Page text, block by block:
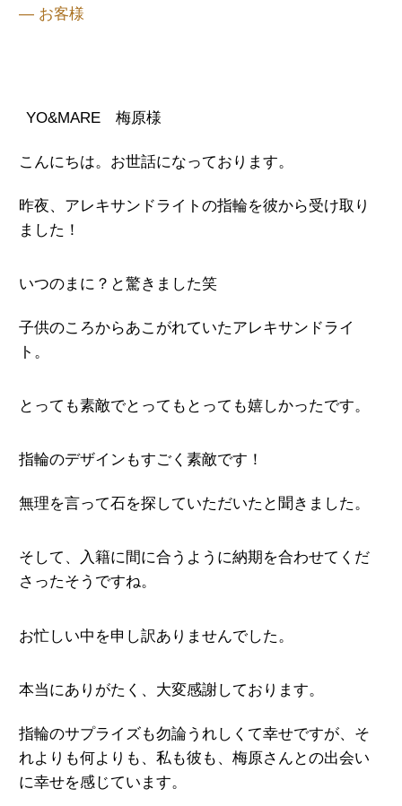
— お客様
YO&MARE 梅原様
こんにちは。お世話になっております。
昨夜、アレキサンドライトの指輪を彼から受け取り
ました！
いつのまに？と驚きました笑
子供のころからあこがれていたアレキサンドライ
ト。
とっても素敵でとってもとっても嬉しかったです。
指輪のデザインもすごく素敵です！
無理を言って石を探していただいたと聞きました。
そして、入籍に間に合うように納期を合わせてくだ
さったそうですね。
お忙しい中を申し訳ありませんでした。
本当にありがたく、大変感謝しております。
指輪のサプライズも勿論うれしくて幸せですが、 そ
れよりも何よりも、私も彼も、梅原さんとの出会い
に幸せを感じています。